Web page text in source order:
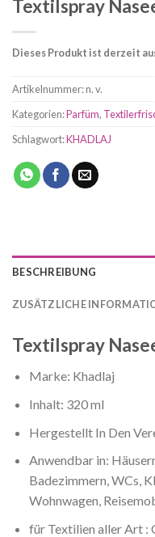
Textilspray
Dieses Produkt ist derzeit
Artikelnummer:n. v.
Kategorien:Parfüm,
Schlagwort:KHADLAJ
BESCHREIBUNG
ZUSÄTZLICHE
Textilspray
Marke: Khadlaj
Inhalt: 320 ml
Hergestellt In Den
Anwendbar in:
Badezimmern, WCs,
Wohnwagen,
für Textilien aller Art :